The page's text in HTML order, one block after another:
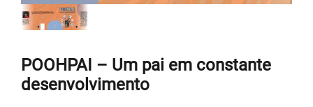
POOHPAI – Um pai em constante
desenvolvimento